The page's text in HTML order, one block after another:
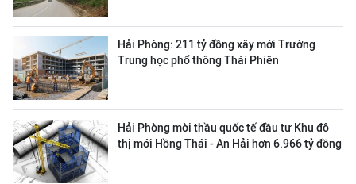
Hải Phòng: 211 tỷ đồng xây mới Trường
Trung học phổ thông Thái Phiên
Hải Phòng mời thầu quốc tế đầu tư Khu đô
thị mới Hồng Thái - An Hải hơn 6.966 tỷ đồng